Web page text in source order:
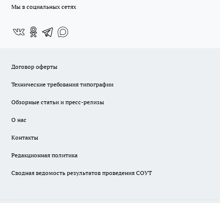
Мы в социальных сетях
Договор оферты
Технические требования типографии
Обзорные статьи и пресс-релизы
О нас
Контакты
Редакционная политика
Сводная ведомость результатов проведения СОУТ